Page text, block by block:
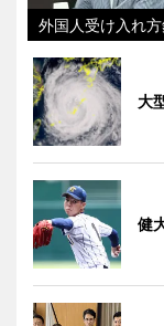
外国人受け入れ
大
健